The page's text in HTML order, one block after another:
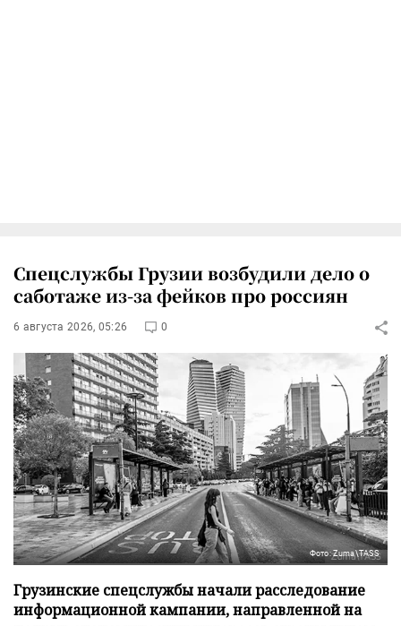
Спецслужбы Грузии возбудили дело о
саботаже из-за фейков про россиян
6 августа 2026, 05:26 0
Фото: Zuma\TASS
Грузинские спецслужбы начали расследование
информационной кампании, направленной на